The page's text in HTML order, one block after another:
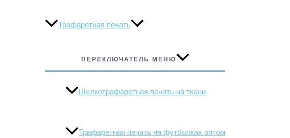
Трафаретная печать
ПЕРЕКЛЮЧАТЕЛЬ МЕНЮ
Шелкотрафаретная печать на ткани
Трафаретная печать на футболках оптом